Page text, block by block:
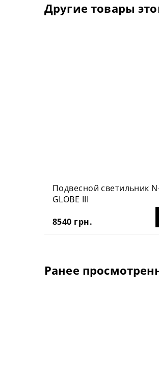
Другие товары
Подвесной светильник
GLOBE III
8540 грн.
Ранее